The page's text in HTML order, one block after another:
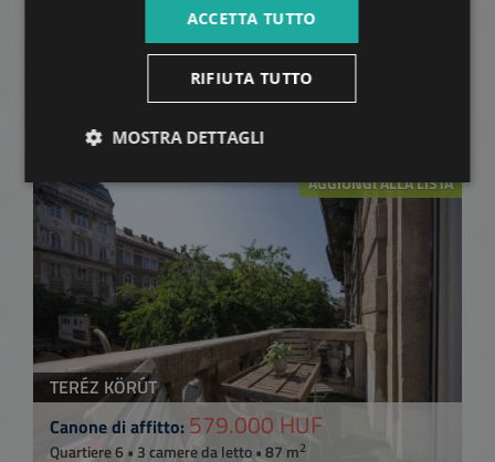
KÖRÖND PALACE - SKYLOFT
Canone di affitto:2.751.000 HUF
AGGIUNGI ALLA LISTA
TERÉZ KÖRÚT
Canone di affitto: 579.000 HUF
Quartiere 6 • 3 camere da letto • 87 m2
ACCETTA TUTTO
RIFIUTA TUTTO
MOSTRA DETTAGLI